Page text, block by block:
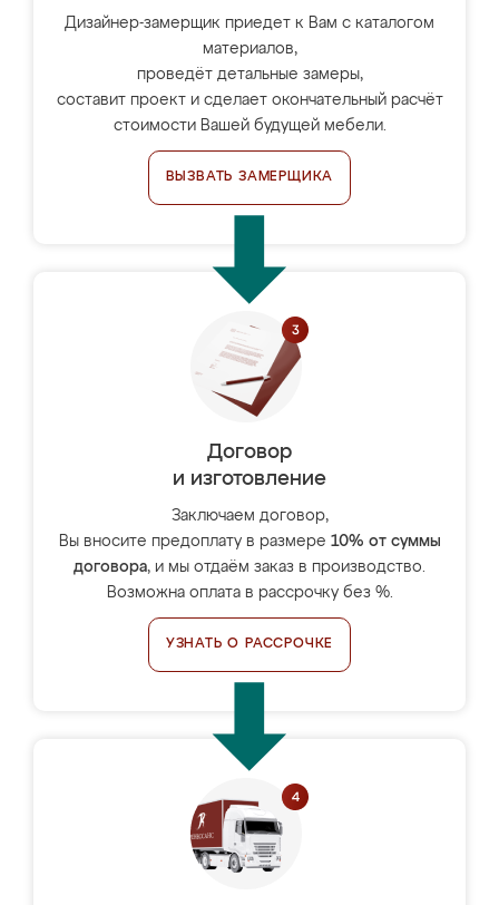
Дизайнер-замерщик приедет к Вам с каталогом
материалов,
проведёт детальные замеры,
составит проект и сделает окончательный расчёт
стоимости Вашей будущей мебели.
ВЫЗВАТЬ ЗАМЕРЩИКА
Договор
и изготовление
Заключаем договор,
Вы вносите предоплату в размере 10% от суммы
договора, и мы отдаём заказ в производство.
Возможна оплата в рассрочку без %.
УЗНАТЬ О РАССРОЧКЕ